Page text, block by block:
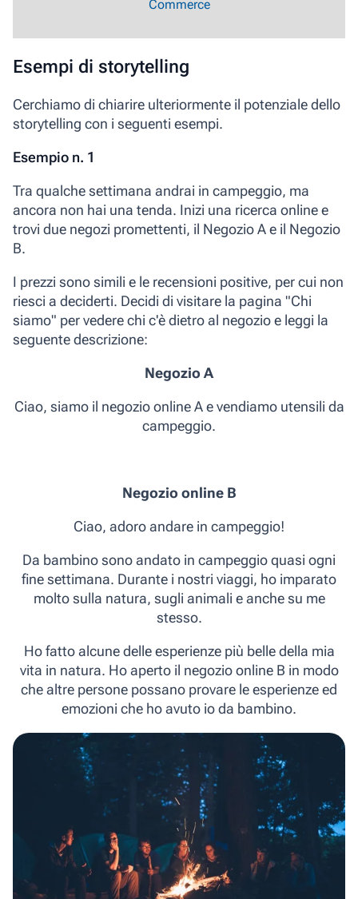
Commerce
Esempi di storytelling
Cerchiamo di chiarire ulteriormente il potenziale dello
storytelling con i seguenti esempi.
Esempio n. 1
Tra qualche settimana andrai in campeggio, ma
ancora non hai una tenda. Inizi una ricerca online e
trovi due negozi promettenti, il Negozio A e il Negozio
B.
I prezzi sono simili e le recensioni positive, per cui non
riesci a deciderti. Decidi di visitare la pagina "Chi
siamo" per vedere chi c'è dietro al negozio e leggi la
seguente descrizione:
Negozio A
Ciao, siamo il negozio online A e vendiamo utensili da
campeggio.
Negozio online B
Ciao, adoro andare in campeggio!
Da bambino sono andato in campeggio quasi ogni
fine settimana. Durante i nostri viaggi, ho imparato
molto sulla natura, sugli animali e anche su me
stesso.
Ho fatto alcune delle esperienze più belle della mia
vita in natura. Ho aperto il negozio online B in modo
che altre persone possano provare le esperienze ed
emozioni che ho avuto io da bambino.